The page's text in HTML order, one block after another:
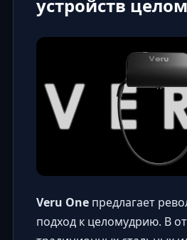
устройств
Veru Oneпредлагает
подход к целомудрию. В